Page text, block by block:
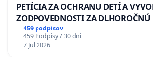
PETÍCIA ZA OCHRANU DETÍ A
ZODPOVEDNOSTI ZA DLHOROČNÚ
A ZLYHANIE ŠTÁTU
459 podpisov
459 Podpisy / 30 dni
7 Jul 2026